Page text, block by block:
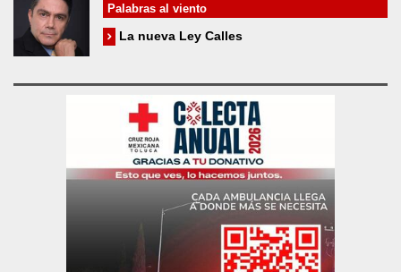
Palabras al viento
La nueva Ley Calles